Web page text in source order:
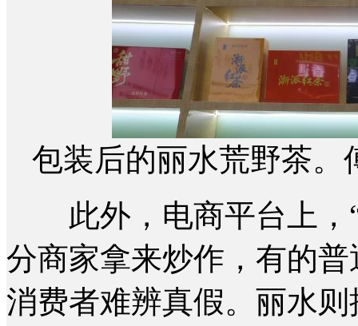
包装后的丽水荒野茶。
此外，电商平台上，“
分商家拿来炒作，有的
消费者难辨真假。丽水